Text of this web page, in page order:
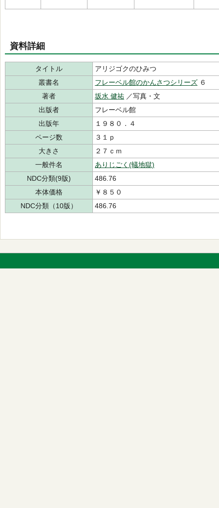
資料詳細
タイトル
アリジゴクのひみつ
叢書名
フレーベル館のかんさつシリーズ ６
著者
坂水 健祐 ／写真・文
出版者
フレーベル館
出版年
１９８０．４
ページ数
３１ｐ
大きさ
２７ｃｍ
一般件名
ありじごく(蟻地獄)
NDC分類(9版)
486.76
本体価格
￥８５０
NDC分類（10版）
486.76